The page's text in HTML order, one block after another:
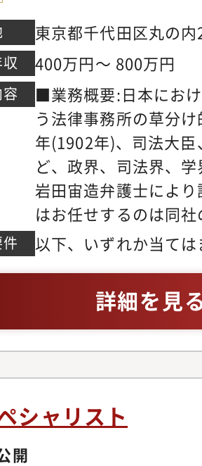
界の最新動向を把握
籍。顧客の日々の法
ワンストップで支援
り、また時短勤務な
すい環境が整ってい
同事務所は、日本の
て長きに亘り企業法
た。大手企業を中心
て、企業の訴訟や紛
うほか、広く企業法
はもとより、とりわ
法分野、知的財産・
野、税務関連分野、
関連分野等において
りました。■組織
https://
東京都千代田区丸の
ング15階
400万円～ 800万円
■業務概要:日本にお
う法律事務所の草分
年(1902年)、司法大
ど、政界、司法界、
岩田宙造弁護士によ
はお任せするのは同
す。■業務内容:・会
文)のチェックとリサ
以下、いずれか当て
司法書士詳細を見
シャリスト
開